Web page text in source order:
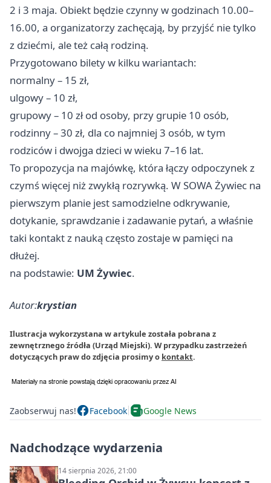
2 i 3 maja. Obiekt będzie czynny w godzinach 10.00–
16.00, a organizatorzy zachęcają, by przyjść nie tylko
z dziećmi, ale też całą rodziną.
Przygotowano bilety w kilku wariantach:
normalny – 15 zł,
ulgowy – 10 zł,
grupowy – 10 zł od osoby, przy grupie 10 osób,
rodzinny – 30 zł, dla co najmniej 3 osób, w tym
rodziców i dwojga dzieci w wieku 7–16 lat.
To propozycja na majówkę, która łączy odpoczynek z
czymś więcej niż zwykłą rozrywką. W SOWA Żywiec na
pierwszym planie jest samodzielne odkrywanie,
dotykanie, sprawdzanie i zadawanie pytań, a właśnie
taki kontakt z nauką często zostaje w pamięci na
dłużej.
na podstawie: UM Żywiec.
Autor:krystian
Ilustracja wykorzystana w artykule została pobrana z
zewnętrznego źródła (Urząd Miejski). W przypadku zastrzeżeń
dotyczących praw do zdjęcia prosimy o kontakt.
Zaobserwuj nas! Facebook Google News
Nadchodzące wydarzenia
14 sierpnia 2026, 21:00